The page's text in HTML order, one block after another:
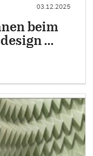
03.12.2025
beim
…